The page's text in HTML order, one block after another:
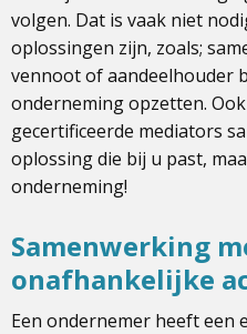
volgen. Dat is vaak niet
oplossingen zijn, zoals;
vennoot of aandeelhouder
onderneming opzetten.
gecertificeerde mediators
oplossing die bij u past,
onderneming!
Samenwerking
onafhankelijke
Een ondernemer heeft een